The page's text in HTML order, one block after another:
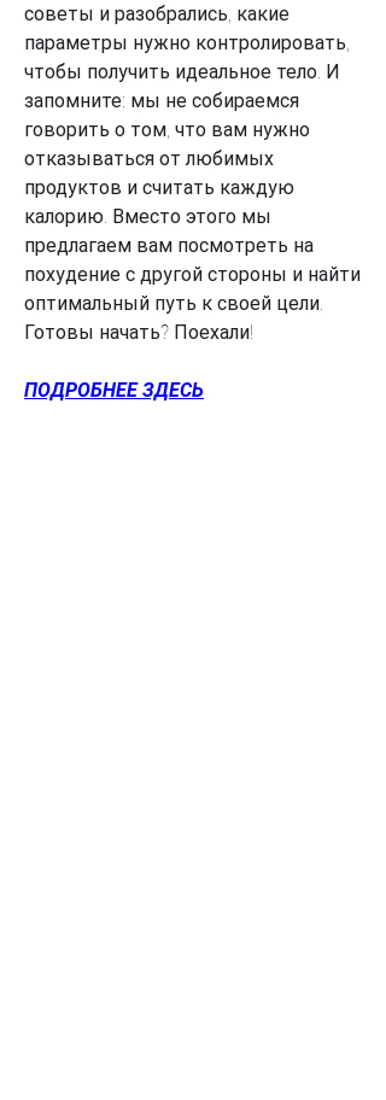
советы и разобрались, какие
параметры нужно контролировать,
чтобы получить идеальное тело. И
запомните: мы не собираемся
говорить о том, что вам нужно
отказываться от любимых
продуктов и считать каждую
калорию. Вместо этого мы
предлагаем вам посмотреть на
похудение с другой стороны и найти
оптимальный путь к своей цели.
Готовы начать? Поехали!
ПОДРОБНЕЕ ЗДЕСЬ